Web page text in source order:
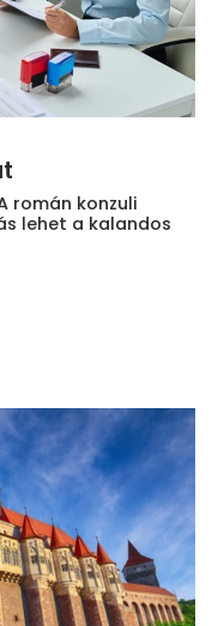
román konzuli
lehet a kalandos